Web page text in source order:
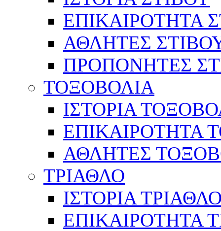
ΕΠΙΚΑΙΡΟΤΗΤΑ
ΑΘΛΗΤΕΣ
ΠΡΟΠΟΝΗΤΕΣ
ΤΟΞΟΒΟΛΙΑ
ΙΣΤΟΡΙΑ
ΕΠΙΚΑΙΡΟΤΗΤΑ
ΑΘΛΗΤΕΣ
ΤΡΙΑΘΛΟ
ΙΣΤΟΡΙΑ
ΕΠΙΚΑΙΡΟΤΗΤΑ